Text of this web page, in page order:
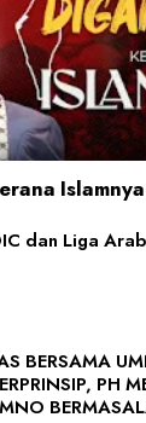
Islamnya
dan Liga
BERSAMA
PH